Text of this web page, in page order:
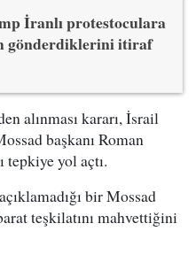
İranlı protestoculara
gönderdiklerini itiraf
alınması kararı, İsrail
başkanı Roman
tepkiye yol açtı.
bir Mossad
teşkilatını mahvettiğini